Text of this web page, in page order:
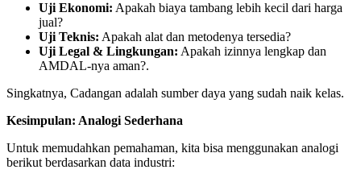
Uji Ekonomi: Apakah biaya tambang lebih kecil dari harga
jual?
Uji Teknis: Apakah alat dan metodenya tersedia?
Uji Legal & Lingkungan: Apakah izinnya lengkap dan
AMDAL-nya aman?.
Singkatnya, Cadangan adalah sumber daya yang sudah naik kelas.
Kesimpulan: Analogi Sederhana
Untuk memudahkan pemahaman, kita bisa menggunakan analogi
berikut berdasarkan data industri: